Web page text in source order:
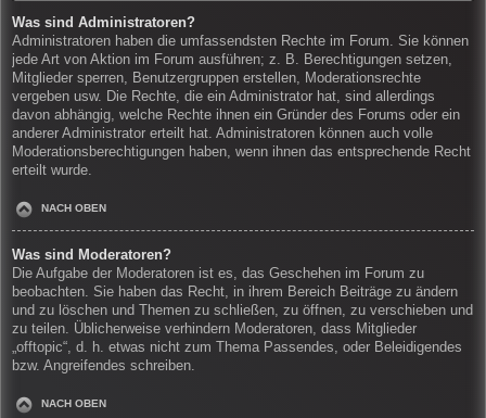
Was sind Administratoren?
Administratoren haben die umfassendsten Rechte im Forum. Sie können
jede Art von Aktion im Forum ausführen; z. B. Berechtigungen setzen,
Mitglieder sperren, Benutzergruppen erstellen, Moderationsrechte
vergeben usw. Die Rechte, die ein Administrator hat, sind allerdings
davon abhängig, welche Rechte ihnen ein Gründer des Forums oder ein
anderer Administrator erteilt hat. Administratoren können auch volle
Moderationsberechtigungen haben, wenn ihnen das entsprechende Recht
erteilt wurde.
NACH OBEN
Was sind Moderatoren?
Die Aufgabe der Moderatoren ist es, das Geschehen im Forum zu
beobachten. Sie haben das Recht, in ihrem Bereich Beiträge zu ändern
und zu löschen und Themen zu schließen, zu öffnen, zu verschieben und
zu teilen. Üblicherweise verhindern Moderatoren, dass Mitglieder
„offtopic“, d. h. etwas nicht zum Thema Passendes, oder Beleidigendes
bzw. Angreifendes schreiben.
NACH OBEN